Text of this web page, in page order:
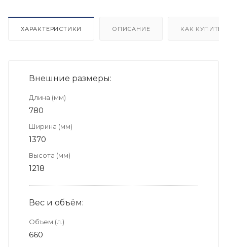
ХАРАКТЕРИСТИКИ ОПИСАНИЕ КАК КУПИТЬ
Внешние размеры:
Длина (мм)
780
Ширина (мм)
1370
Высота (мм)
1218
Вес и объём:
Объем (л.)
660